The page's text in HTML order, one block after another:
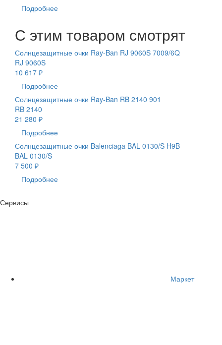
Подробнее
С этим товаром смотрят
Солнцезащитные очки Ray-Ban RJ 9060S 7009/6Q
RJ 9060S
10 617 ₽
Подробнее
Солнцезащитные очки Ray-Ban RB 2140 901
RB 2140
21 280 ₽
Подробнее
Солнцезащитные очки Balenciaga BAL 0130/S H9B
BAL 0130/S
7 500 ₽
Подробнее
Сервисы
Маркет